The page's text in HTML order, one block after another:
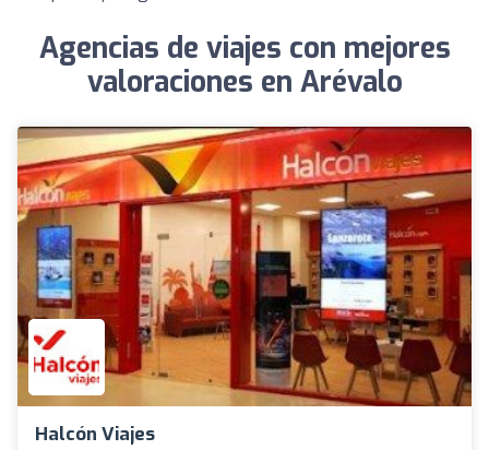
Agencias de viajes con mejores
valoraciones en Arévalo
Halcón Viajes